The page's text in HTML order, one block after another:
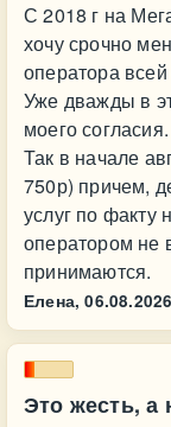
С 2018 г на
хочу срочно
оператора
Уже дважды в
моего согласия.
Так в начале
750р) причем,
услуг по факту
оператором
принимаются.
Елена, 06.08.2026
Это жесть, а